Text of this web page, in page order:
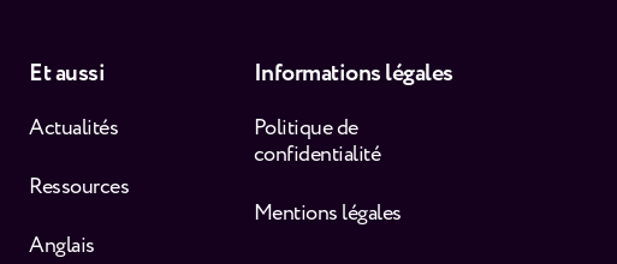
Et aussi
Actualités
Ressources
Anglais
Informations légales
Politique de
confidentialité
Mentions légales